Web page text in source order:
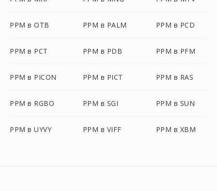
PPM в OTB PPM в PALM PPM в PCD
PPM в PCT PPM в PDB PPM в PFM
PPM в PICON PPM в PICT PPM в RAS
PPM в RGBO PPM в SGI PPM в SUN
PPM в UYVY PPM в VIFF PPM в XBM